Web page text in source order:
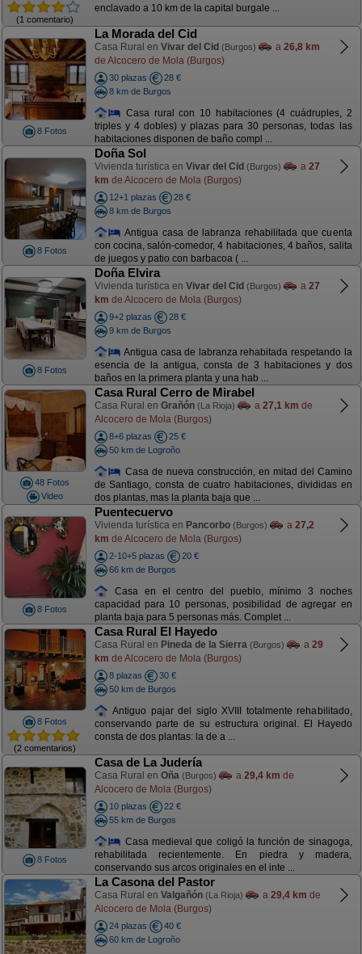
(1 comentario)
enclavado a 10 km de la capital burgale ...
8 Fotos
La Morada del Cid
Casa Rural en Vivar del Cid (Burgos) a 26,8 km
de Alcocero de Mola (Burgos)
30 plazas
28 €
8 km de Burgos
Casa rural con 10 habitaciones (4 cuádruples, 2
triples y 4 dobles) y plazas para 30 personas, todas las
habitaciones disponen de baño compl ...
8 Fotos
Doña Sol
Vivienda turística en Vivar del Cid (Burgos) a 27
km de Alcocero de Mola (Burgos)
12+1 plazas
28 €
8 km de Burgos
Antigua casa de labranza rehabilitada que cuenta
con cocina, salón-comedor, 4 habitaciones, 4 baños, salita
de juegos y patio con barbacoa ( ...
8 Fotos
Doña Elvira
Vivienda turística en Vivar del Cid (Burgos) a 27
km de Alcocero de Mola (Burgos)
9+2 plazas
28 €
9 km de Burgos
Antigua casa de labranza rehabitada respetando la
esencia de la antigua, consta de 3 habitaciones y dos
baños en la primera planta y una hab ...
48 Fotos
Video
Casa Rural Cerro de Mirabel
Casa Rural en Grañón (La Rioja) a 27,1 km de
Alcocero de Mola (Burgos)
8+6 plazas
25 €
50 km de Logroño
Casa de nueva construcción, en mitad del Camino
de Santiago, consta de cuatro habitaciones, divididas en
dos plantas, mas la planta baja que ...
8 Fotos
Puentecuervo
Vivienda turística en Pancorbo (Burgos) a 27,2
km de Alcocero de Mola (Burgos)
2-10+5 plazas
20 €
66 km de Burgos
Casa en el centro del pueblo, mínimo 3 noches
capacidad para 10 personas, posibilidad de agregar en
planta baja para 5 personas más. Complet ...
8 Fotos
(2 comentarios)
Casa Rural El Hayedo
Casa Rural en Pineda de la Sierra (Burgos) a 29
km de Alcocero de Mola (Burgos)
8 plazas
30 €
50 km de Burgos
Antiguo pajar del siglo XVIII totalmente rehabilitado,
conservando parte de su estructura original. El Hayedo
consta de dos plantas: la de a ...
8 Fotos
Casa de La Judería
Casa Rural en Oña (Burgos) a 29,4 km de
Alcocero de Mola (Burgos)
10 plazas
22 €
55 km de Burgos
Casa medieval que coligó la función de sinagoga,
rehabilitada recientemente. En piedra y madera,
conservando sus arcos originales en el inte ...
La Casona del Pastor
Casa Rural en Valgañón (La Rioja) a 29,4 km de
Alcocero de Mola (Burgos)
24 plazas
40 €
60 km de Logroño